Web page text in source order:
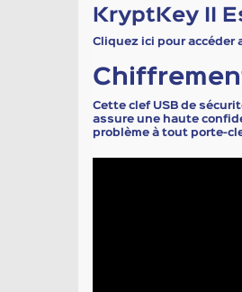
KryptKey II
Cliquez ici pour accéder
Cette clef USB de
assure une haute
problème à tout porte-